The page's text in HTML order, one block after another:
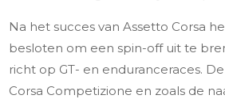
Na het succes van Assetto Corsa
besloten om een spin-off uit te
richt op GT- en enduranceraces.
Corsa Competizione en zoals de